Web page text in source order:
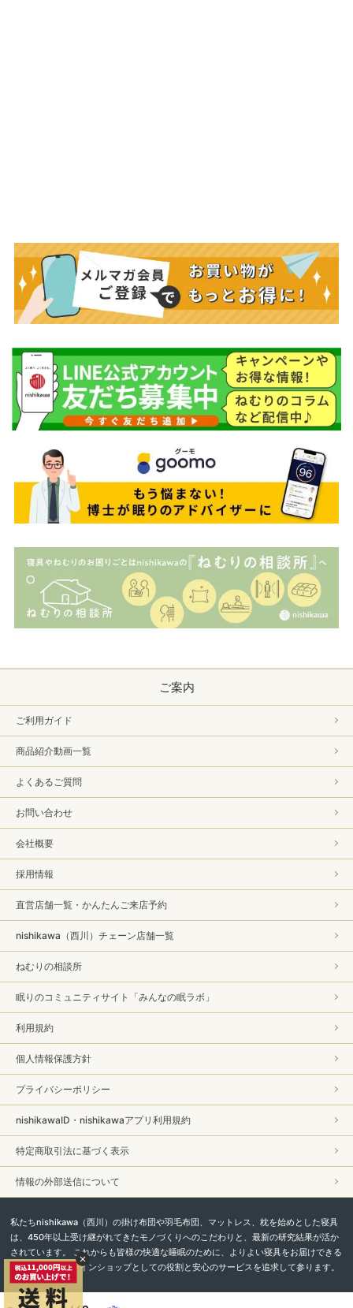
ご案内
ご利用ガイド
商品紹介動画一覧
よくあるご質問
お問い合わせ
会社概要
採用情報
直営店舗一覧・かんたんご来店予約
nishikawa（西川）チェーン店舗一覧
ねむりの相談所
眠りのコミュニティサイト「みんなの眠ラボ」
利用規約
個人情報保護方針
プライバシーポリシー
nishikawaID・nishikawaアプリ利用規約
特定商取引法に基づく表示
情報の外部送信について
私たちnishikawa（西川）の掛け布団や羽毛布団、マットレス、枕を始めとした寝具
は、450年以上受け継がれてきたモノづくりへのこだわりと、最新の研究結果が活か
されています。 これからも皆様の快適な睡眠のために、よりよい寝具をお届けできる
よう、直営オンラインショップとしての役割と安心のサービスを追求して参ります。